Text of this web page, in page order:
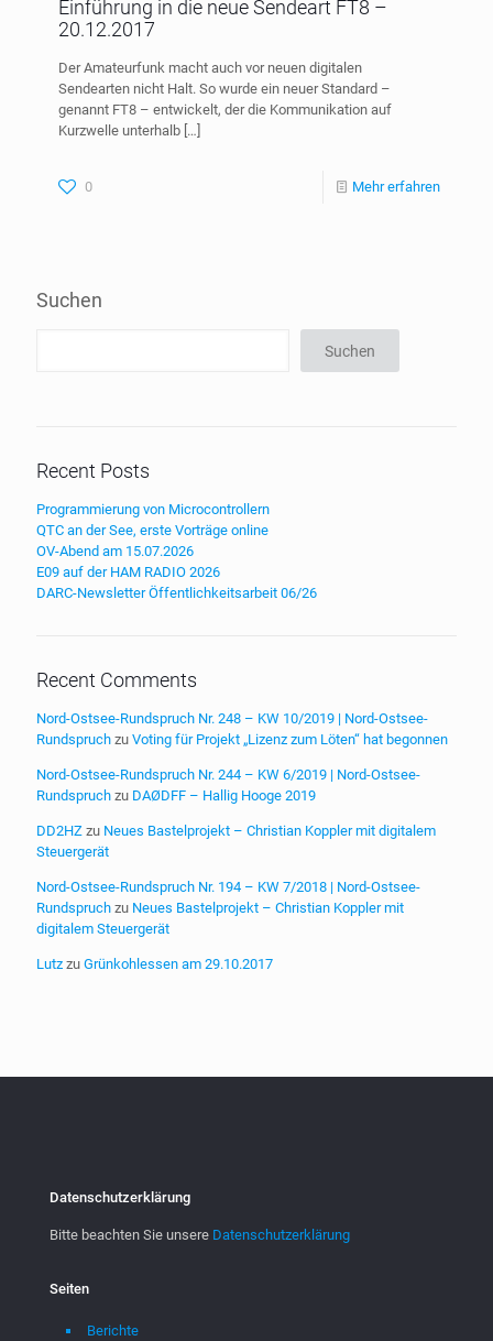
Einführung in die neue Sendeart FT8 –
20.12.2017
Der Amateurfunk macht auch vor neuen digitalen
Sendearten nicht Halt. So wurde ein neuer Standard –
genannt FT8 – entwickelt, der die Kommunikation auf
Kurzwelle unterhalb […]
0 Mehr erfahren
Suchen
Suchen
Recent Posts
Programmierung von Microcontrollern
QTC an der See, erste Vorträge online
OV-Abend am 15.07.2026
E09 auf der HAM RADIO 2026
DARC-Newsletter Öffentlichkeitsarbeit 06/26
Recent Comments
Nord-Ostsee-Rundspruch Nr. 248 – KW 10/2019 | Nord-Ostsee-
Rundspruch zu Voting für Projekt „Lizenz zum Löten“ hat begonnen
Nord-Ostsee-Rundspruch Nr. 244 – KW 6/2019 | Nord-Ostsee-
Rundspruch zu DAØDFF – Hallig Hooge 2019
DD2HZ zu Neues Bastelprojekt – Christian Koppler mit digitalem
Steuergerät
Nord-Ostsee-Rundspruch Nr. 194 – KW 7/2018 | Nord-Ostsee-
Rundspruch zu Neues Bastelprojekt – Christian Koppler mit
digitalem Steuergerät
Lutz zu Grünkohlessen am 29.10.2017
Datenschutzerklärung
Bitte beachten Sie unsere Datenschutzerklärung
Seiten
Berichte